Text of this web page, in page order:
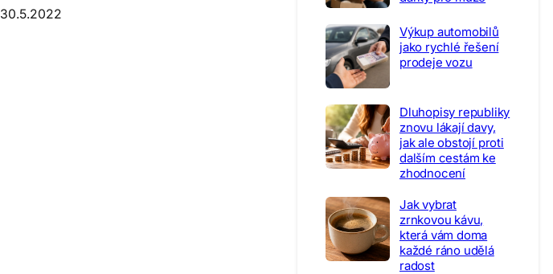
30.5.2022
Výkup automobilů
jako rychlé řešení
prodeje vozu
Dluhopisy republiky
znovu lákají davy,
jak ale obstojí proti
dalším cestám ke
zhodnocení
Jak vybrat
zrnkovou kávu,
která vám doma
každé ráno udělá
radost